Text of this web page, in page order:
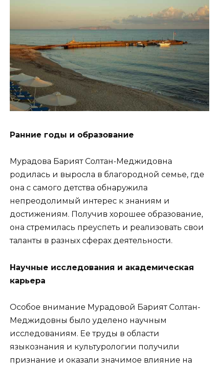
Ранние годы и образование
Мурадова Барият Солтан-Меджидовна
родилась и выросла в благородной семье, где
она с самого детства обнаружила
непреодолимый интерес к знаниям и
достижениям. Получив хорошее образование,
она стремилась преуспеть и реализовать свои
таланты в разных сферах деятельности.
Научные исследования и академическая
карьера
Особое внимание Мурадовой Барият Солтан-
Меджидовны было уделено научным
исследованиям. Ее труды в области
языкознания и культурологии получили
признание и оказали значимое влияние на